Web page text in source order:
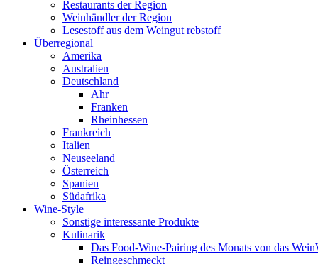
Restaurants der Region
Weinhändler der Region
Lesestoff aus dem Weingut rebstoff
Überregional
Amerika
Australien
Deutschland
Ahr
Franken
Rheinhessen
Frankreich
Italien
Neuseeland
Österreich
Spanien
Südafrika
Wine-Style
Sonstige interessante Produkte
Kulinarik
Das Food-Wine-Pairing des Monats von das
Reingeschmeckt